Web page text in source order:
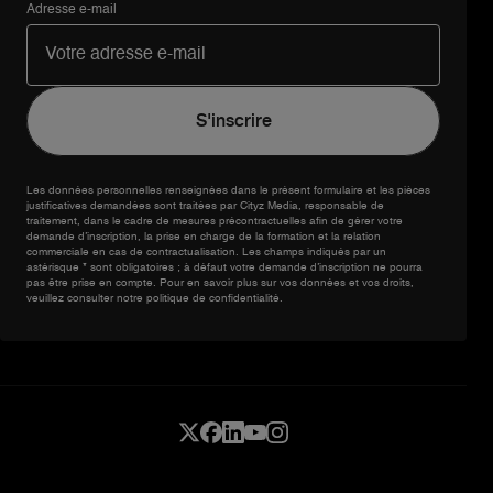
Adresse e-mail
Les données personnelles renseignées dans le présent formulaire et les pièces
justificatives demandées sont traitées par Cityz Media, responsable de
traitement, dans le cadre de mesures précontractuelles afin de gérer votre
demande d’inscription, la prise en charge de la formation et la relation
commerciale en cas de contractualisation. Les champs indiqués par un
astérisque * sont obligatoires ; à défaut votre demande d’inscription ne pourra
pas être prise en compte. Pour en savoir plus sur vos données et vos droits,
veuillez consulter notre politique de confidentialité.